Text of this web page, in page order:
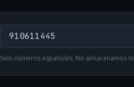
Solo números españoles. No almacenamos